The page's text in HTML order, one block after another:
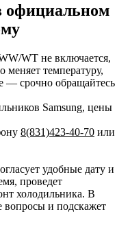
официальном
WT не включается,
меняет температуру,
— срочно обращайтесь
Samsung, цены
8(831)423-40-70 или
удобные дату и
проведет
холодильника. В
вопросы и подскажет